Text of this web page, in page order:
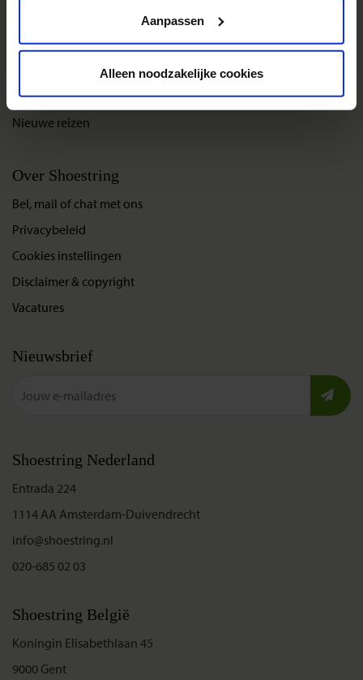
Aanpassen
Alleen noodzakelijke cookies
Single reizen
Gegarandeerde reizen
Nieuwe reizen
Over Shoestring
Bel, mail of chat met ons
Privacybeleid
Cookies instellingen
Disclaimer & copyright
Vacatures
Nieuwsbrief
Shoestring Nederland
Entrada 224
1114 AA Amsterdam-Duivendrecht
info@shoestring.nl
020-685 02 03
Shoestring België
Koningin Elisabethlaan 45
9000 Gent